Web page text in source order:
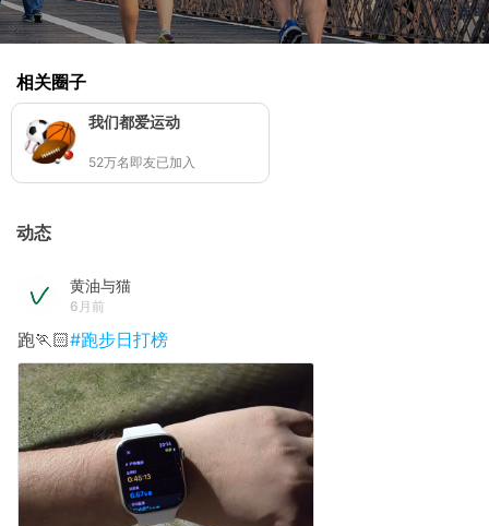
相关圈子
我们都爱运动
52万名即友已加入
动态
黄油与猫
6月前
跑🏃🏻#跑步日打榜